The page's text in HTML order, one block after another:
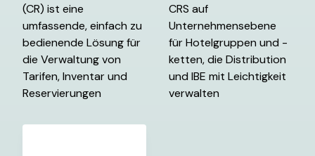
(CR) ist eine
umfassende, einfach zu
bedienende Lösung für
die Verwaltung von
Tarifen, Inventar und
Reservierungen
CRS auf
Unternehmensebene
für Hotelgruppen und -
ketten, die Distribution
und IBE mit Leichtigkeit
verwalten